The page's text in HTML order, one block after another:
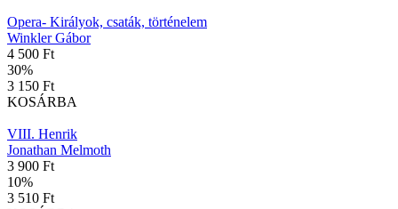
Opera- Királyok, csaták, történelem
Winkler Gábor
4 500 Ft
30%
3 150 Ft
KOSÁRBA
VIII. Henrik
Jonathan Melmoth
3 900 Ft
10%
3 510 Ft